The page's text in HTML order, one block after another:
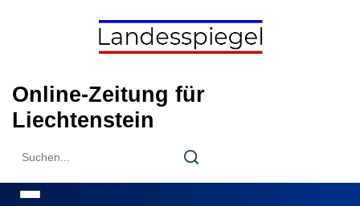
Online-Zeitung für
Liechtenstein
Search
Search